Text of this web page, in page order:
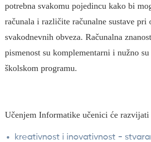
potrebna svakomu pojedincu kako bi
računala i različite računalne sustave pri
svakodnevnih obveza. Računalna
pismenost su komplementarni i nužno
školskom programu.
Učenjem Informatike učenici će
kreativnost i inovativnost -